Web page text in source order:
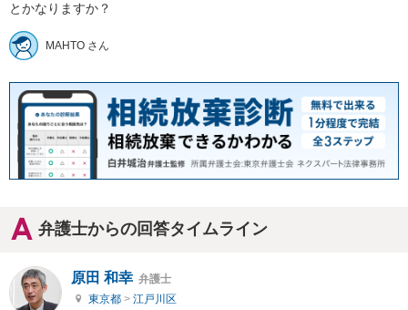
とかなりますか？
MAHTO さん
弁護士からの回答タイムライン
原田 和幸 弁護士
東京都 > 江戸川区